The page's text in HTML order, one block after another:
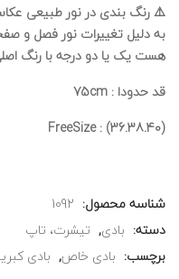
⚠️ رنگ بندی در نور طبیعی
به دلیل تغییرات نور فصل و
هست یک یا دو درجه با رنگ
قد حدودا : 75cm
FreeSize : (36.38.40)
شناسه محصول: 1092
دسته: بادی, تیشرت، تاپ
برچسب: بادی خاص, بادی